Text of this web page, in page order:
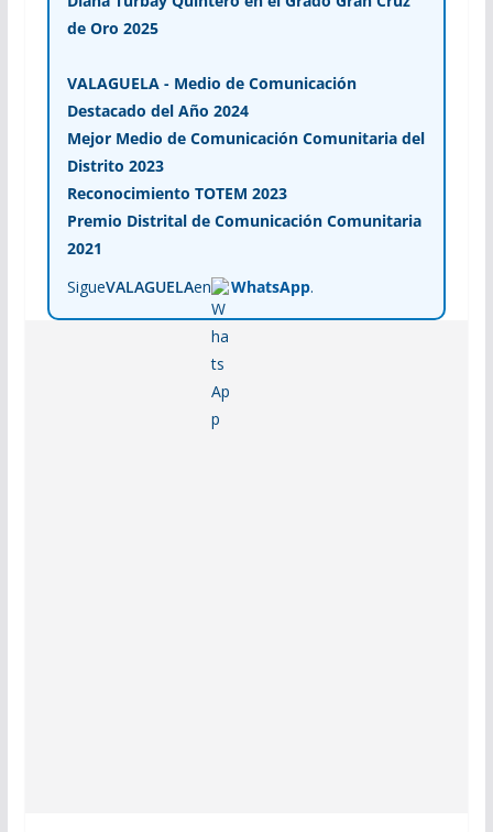
de Oro 2025
VALAGUELA - Medio de Comunicación
Destacado del Año 2024
Mejor Medio de Comunicación Comunitaria del
Distrito 2023
Reconocimiento TOTEM 2023
Premio Distrital de Comunicación Comunitaria
2021
SigueVALAGUELAen WhatsApp.